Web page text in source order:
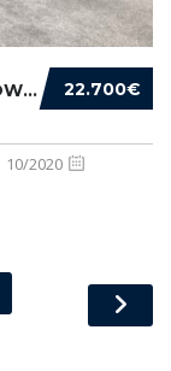
22.700€
MERCEDES-BENZ A 250 E PHEV (EQ-POWER) PREMIU...
10/2020